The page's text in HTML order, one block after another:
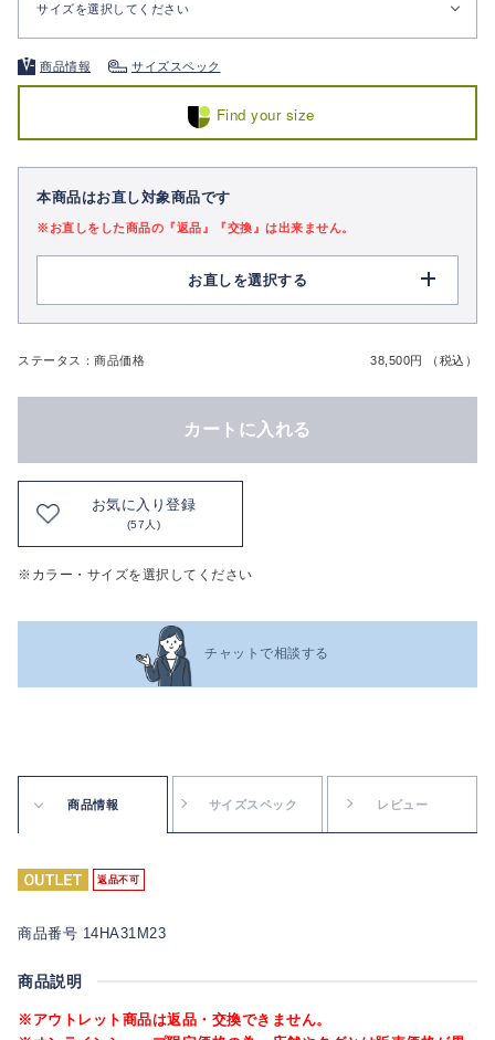
サイズを選択してください
商品情報 サイズスペック
Find your size
本商品はお直し対象商品です
※お直しをした商品の『返品』『交換』は出来ません。
お直しを選択する
ステータス：商品価格 38,500円 （税込）
カートに入れる
お気に入り登録
(57人)
※カラー・サイズを選択してください
チャットで相談する
商品情報 サイズスペック レビュー
返品不可
商品番号 14HA31M23
商品説明
※アウトレット商品は返品・交換できません。